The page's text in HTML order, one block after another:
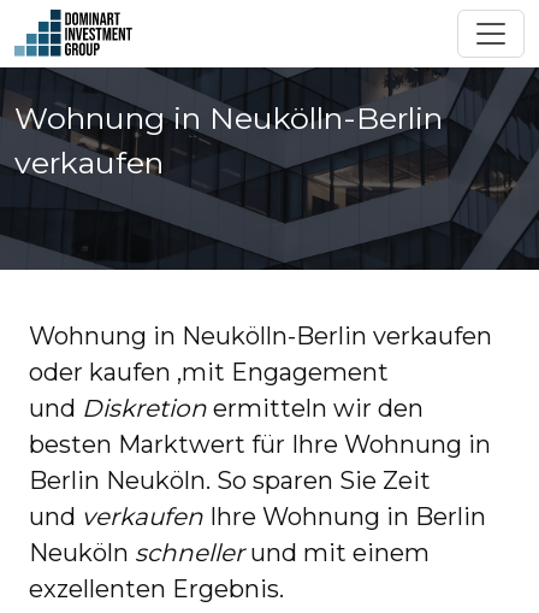
Wohnung in Neukölln-Berlin
verkaufen
Wohnung in Neukölln-Berlin verkaufen
oder kaufen ,mit Engagement
und Diskretion ermitteln wir den
besten Marktwert für Ihre Wohnung in
Berlin Neuköln. So sparen Sie Zeit
und verkaufen Ihre Wohnung in Berlin
Neuköln schnellerund mit einem
exzellenten Ergebnis.